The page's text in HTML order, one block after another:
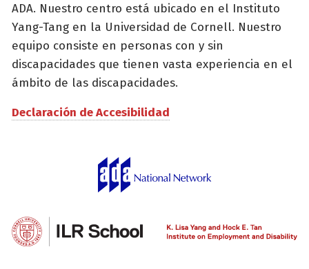
ADA. Nuestro centro está ubicado en el Instituto
Yang-Tang en la Universidad de Cornell. Nuestro
equipo consiste en personas con y sin
discapacidades que tienen vasta experiencia en el
ámbito de las discapacidades.
Declaración de Accesibilidad